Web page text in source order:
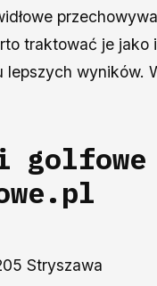
traktować je
lepszych
Stryszawa